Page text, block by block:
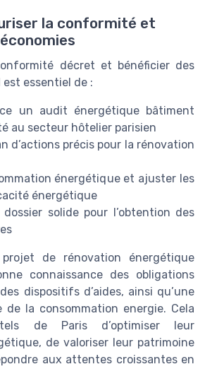
la conformité et
décret et bénéficier des
essentiel de :
un audit énergétique bâtiment
au secteur hôtelier parisien
d’actions précis pour la rénovation
énergétique et ajuster les
énergétique
solide pour l’obtention des
de rénovation énergétique
connaissance des obligations
dispositifs d’aides, ainsi qu’une
de la consommation energie. Cela
de Paris d’optimiser leur
de valoriser leur patrimoine
aux attentes croissantes en